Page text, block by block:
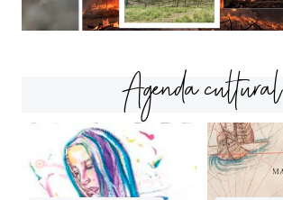
Agenda cultural